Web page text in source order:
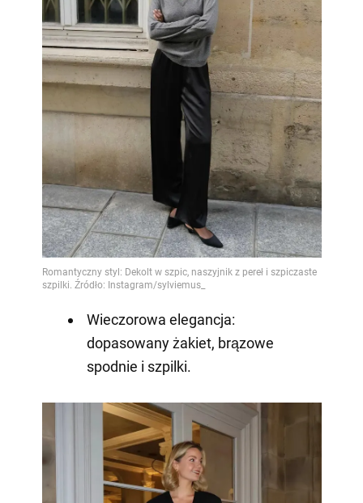
Wieczorowa elegancja:
dopasowany żakiet, brązowe
spodnie i szpilki.